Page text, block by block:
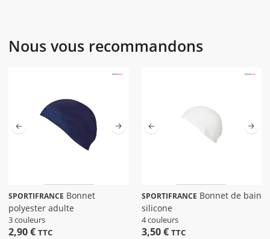
Nous vous recommandons
SPORTIFRANCE
polyester adulte
3 couleurs
2,90 € TTC
SPORTIFRANCE
silicone
4 couleurs
3,50 € TTC